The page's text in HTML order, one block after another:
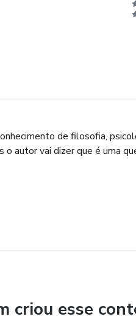
de filosofia,
autor vai dizer que é uma
criou esse